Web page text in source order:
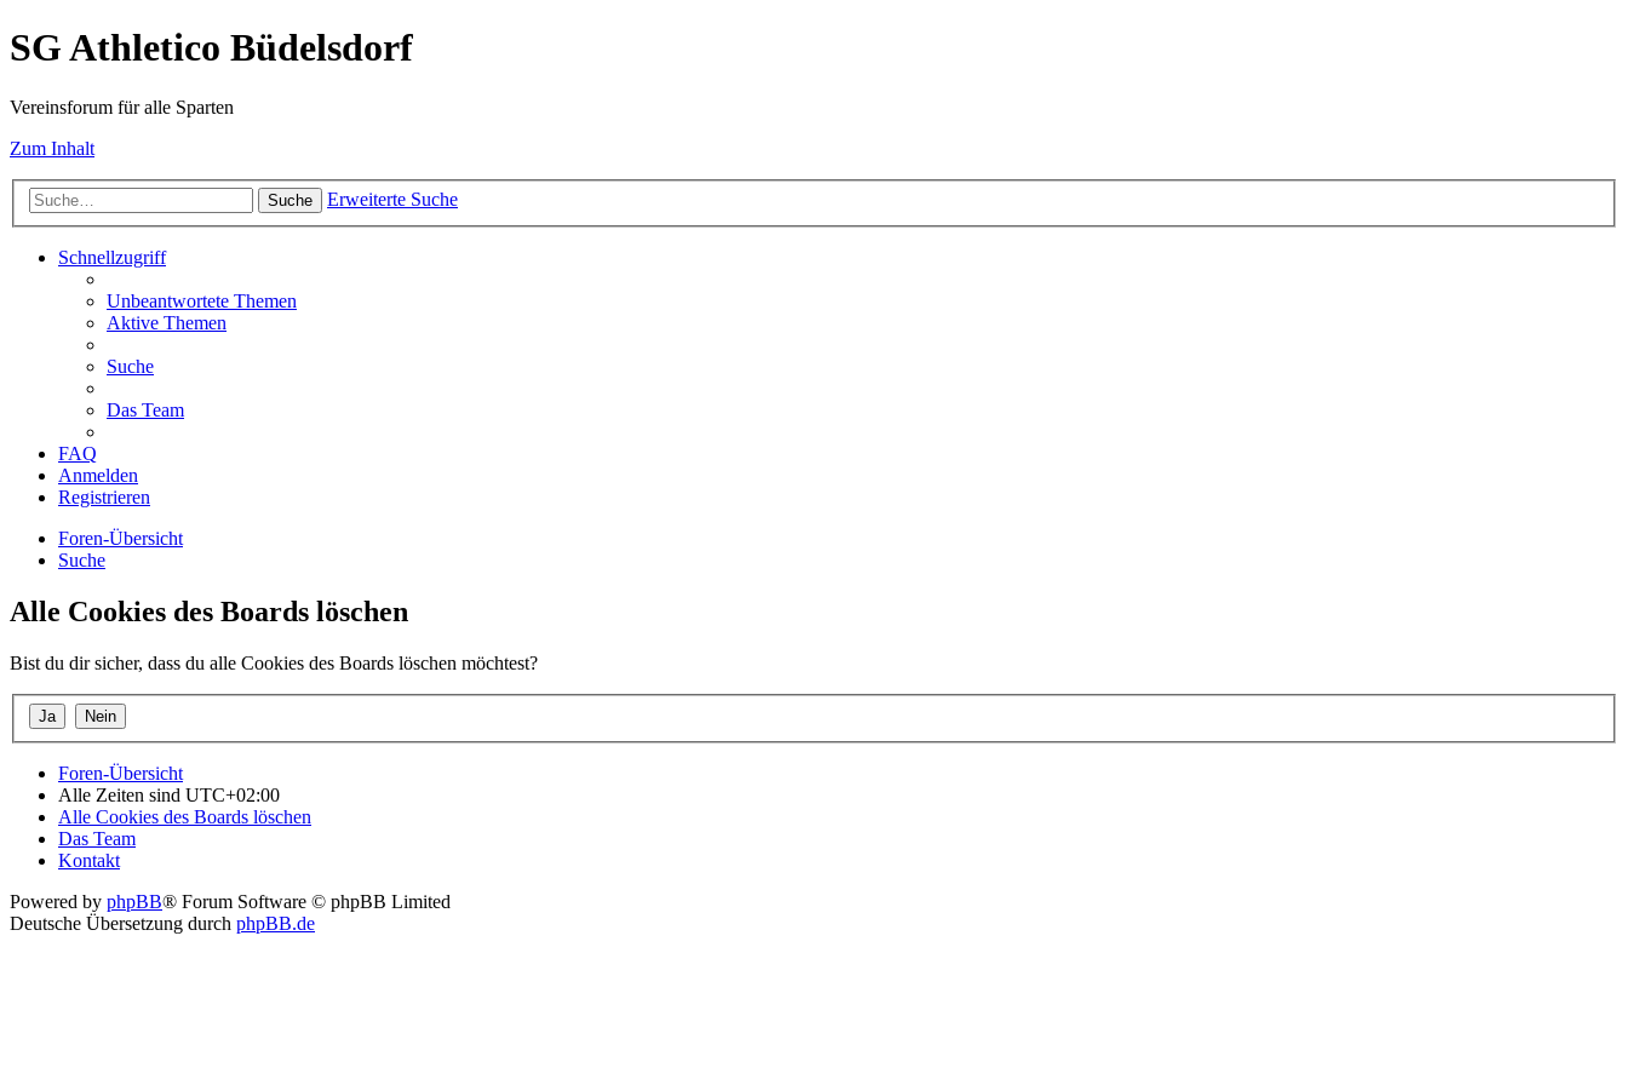
SG Athletico Büdelsdorf
Vereinsforum für alle Sparten
Zum Inhalt
Suche Erweiterte Suche
Schnellzugriff
Unbeantwortete Themen
Aktive Themen
Suche
Das Team
FAQ
Anmelden
Registrieren
Foren-Übersicht
Suche
Alle Cookies des Boards löschen
Bist du dir sicher, dass du alle Cookies des Boards löschen möchtest?
Foren-Übersicht
Alle Zeiten sind UTC+02:00
Alle Cookies des Boards löschen
Das Team
Kontakt
Powered by phpBB® Forum Software © phpBB Limited
Deutsche Übersetzung durch phpBB.de